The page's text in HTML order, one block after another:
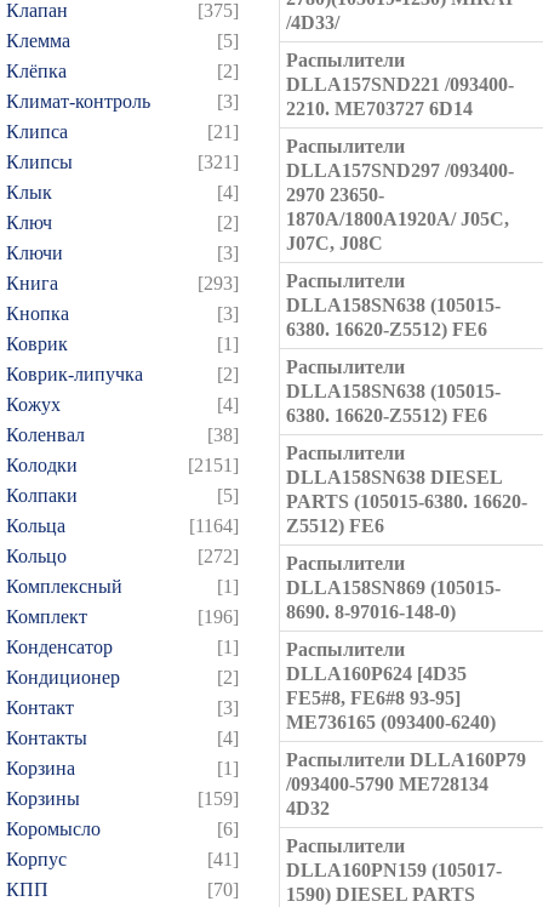
Клапан
[375]
Клемма
[5]
Клёпка
[2]
Климат-контроль
[3]
Клипса
[21]
Клипсы
[321]
Клык
[4]
Ключ
[2]
Ключи
[3]
Книга
[293]
Кнопка
[3]
Коврик
[1]
Коврик-липучка
[2]
Кожух
[4]
Коленвал
[38]
Колодки
[2151]
Колпаки
[5]
Кольца
[1164]
Кольцо
[272]
Комплексный
[1]
Комплект
[196]
Конденсатор
[1]
Кондиционер
[2]
Контакт
[3]
Контакты
[4]
Корзина
[1]
Корзины
[159]
Коромысло
[6]
Корпус
[41]
КПП
[70]
/4D33/
Распылители
DLLA157SND221 /093400-
2210. ME703727 6D14
Распылители
DLLA157SND297 /093400-
2970 23650-
1870A/1800A1920A/ J05C,
J07C, J08C
Распылители
DLLA158SN638 (105015-
6380. 16620-Z5512) FE6
Распылители
DLLA158SN638 (105015-
6380. 16620-Z5512) FE6
Распылители
DLLA158SN638 DIESEL
PARTS (105015-6380. 16620-
Z5512) FE6
Распылители
DLLA158SN869 (105015-
8690. 8-97016-148-0)
Распылители
DLLA160P624 [4D35
FE5#8, FE6#8 93-95]
ME736165 (093400-6240)
Распылители DLLA160P79
/093400-5790 ME728134
4D32
Распылители
DLLA160PN159 (105017-
1590) DIESEL PARTS